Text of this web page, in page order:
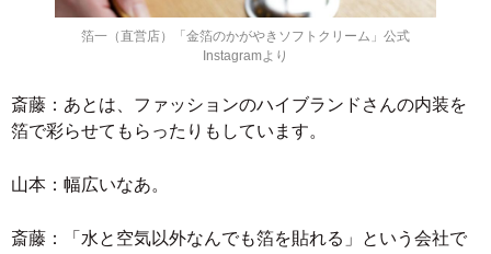
箔一（直営店）「金箔のかがやきソフトクリーム」公式
Instagramより
斎藤：あとは、ファッションのハイブランドさんの内装を
箔で彩らせてもらったりもしています。
山本：幅広いなあ。
斎藤：「水と空気以外なんでも箔を貼れる」という会社で